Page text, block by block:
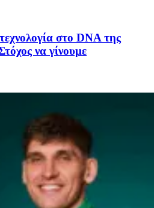
στο DNA της
να γίνουμε